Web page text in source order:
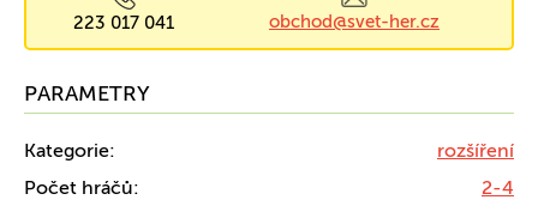
223 017 041 obchod@svet-her.cz
PARAMETRY
Kategorie:
rozšíření
Počet hráčů:
2-4